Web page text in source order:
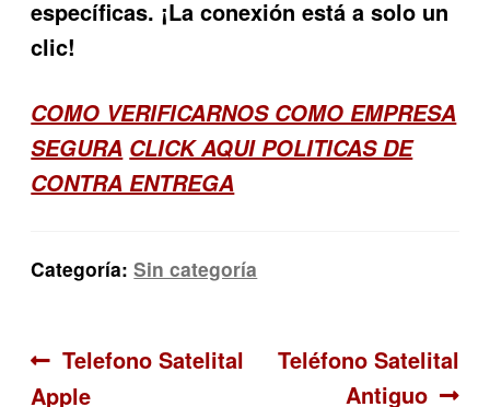
específicas. ¡La conexión está a solo un
clic!
COMO VERIFICARNOS COMO EMPRESA
SEGURA CLICK AQUI POLITICAS DE
CONTRA ENTREGA
Categoría:Sin categoría
Navegación
Anterior:
Telefono Satelital
Apple
Siguiente:
Teléfono Satelital
Antiguo